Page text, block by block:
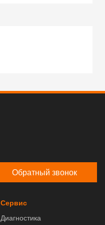
Обратный звонок
Сервис
Диагностика